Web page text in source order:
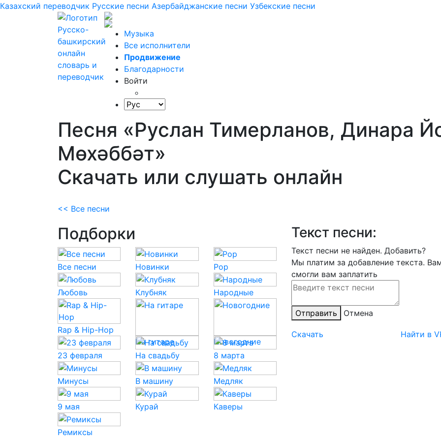
Казахский переводчик Русские песни Азербайджанские песни Узбекские песни
Музыка
Все исполнители
Продвижение
Благодарности
Войти
Песня «Руслан Тимерланов, Динара
Мөхәббәт»
Скачать или слушать онлайн
<< Все песни
Текст песни:
Текст песни не найден. Добавить?
Мы платим за добавление текста.
смогли вам заплатить
Отправить Отмена
Скачать Найти в
Подборки
Все песни Новинки Pop
Любовь Клубняк Народные
Rap & Hip-Hop
На гитаре
Новогодние
23 февраля
На свадьбу 8 марта
Минусы В машину Медляк
9 мая Курай Каверы
Ремиксы